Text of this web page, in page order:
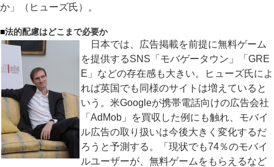
か」（ヒューズ氏）。
■法的配慮はどこまで必要か
日本では、広告掲載を前提に無料ゲーム
を提供するSNS「モバゲータウン」「GRE
E」などの存在感も大きい。ヒューズ氏によ
れば英国でも同様のサイトは増えていると
いう。米Googleが携帯電話向けの広告会社
「AdMob」を買収した例にも触れ、モバイ
ル広告の取り扱いは今後大きく変化するだ
ろうと予測する。「現状でも74％のモバイ
ルユーザーが、無料ゲームをもらえるなど